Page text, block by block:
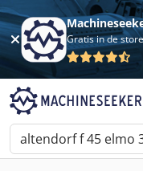
Gratis in de